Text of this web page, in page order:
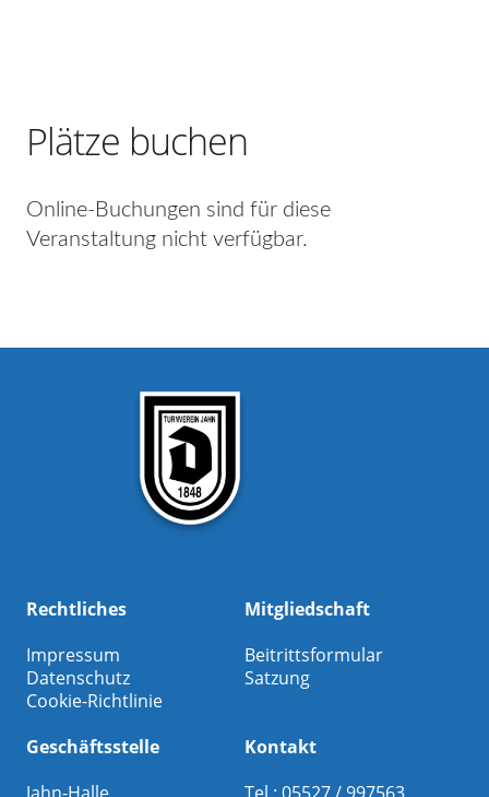
Plätze buchen
Online-Buchungen sind für diese
Veranstaltung nicht verfügbar.
Rechtliches
Impressum
Datenschutz
Cookie-Richtlinie
Mitgliedschaft
Beitrittsformular
Satzung
Geschäftsstelle
Kontakt